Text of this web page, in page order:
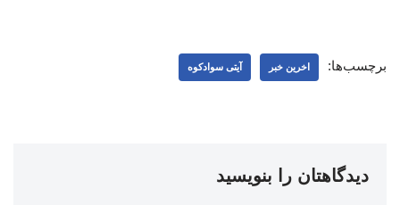
برچسب‌ها: اخرین خبر آیتی سوادکوه
دیدگاهتان را بنویسید